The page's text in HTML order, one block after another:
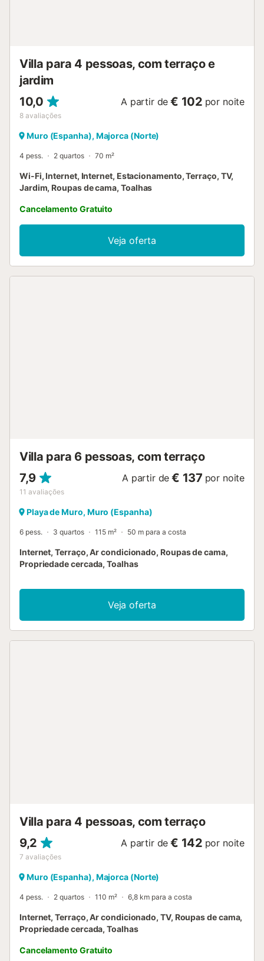
Villa para 4 pessoas, com terraço e
jardim
10,0
8 avaliações
A partir de € 102 por noite
Muro (Espanha), Majorca (Norte)
4 pess. 2 quartos 70 m²
Wi-Fi, Internet, Internet, Estacionamento, Terraço, TV,
Jardim, Roupas de cama, Toalhas
Cancelamento Gratuito
Veja oferta
Villa para 6 pessoas, com terraço
7,9
11 avaliações
A partir de € 137 por noite
Playa de Muro, Muro (Espanha)
6 pess. 3 quartos 115 m² 50 m para a costa
Internet, Terraço, Ar condicionado, Roupas de cama,
Propriedade cercada, Toalhas
Veja oferta
Villa para 4 pessoas, com terraço
9,2
7 avaliações
A partir de € 142 por noite
Muro (Espanha), Majorca (Norte)
4 pess. 2 quartos 110 m² 6,8 km para a costa
Internet, Terraço, Ar condicionado, TV, Roupas de cama,
Propriedade cercada, Toalhas
Cancelamento Gratuito